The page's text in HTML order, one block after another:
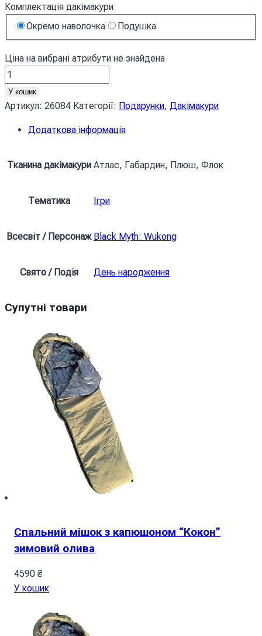
Комплектація дакімакури
Окремо наволочка
Подушка
Ціна на вибрані атрибути не знайдена
Сунь
Укун
Цар
Незламний
Темний
Monkey
Spirit
Myth
кількість
У кошик
Артикул: 26084 Категорії: Подарунки, Дакімакури
Додаткова інформація
Тканина дакімакури Атлас, Габардин, Плюш, Флок
Тематика Ігри
Всесвіт / Персонаж Black Myth: Wukong
Свято / Подія День народження
Супутні товари
Спальний мішок з капюшоном “Кокон”
зимовий олива
4590 ₴
У кошик